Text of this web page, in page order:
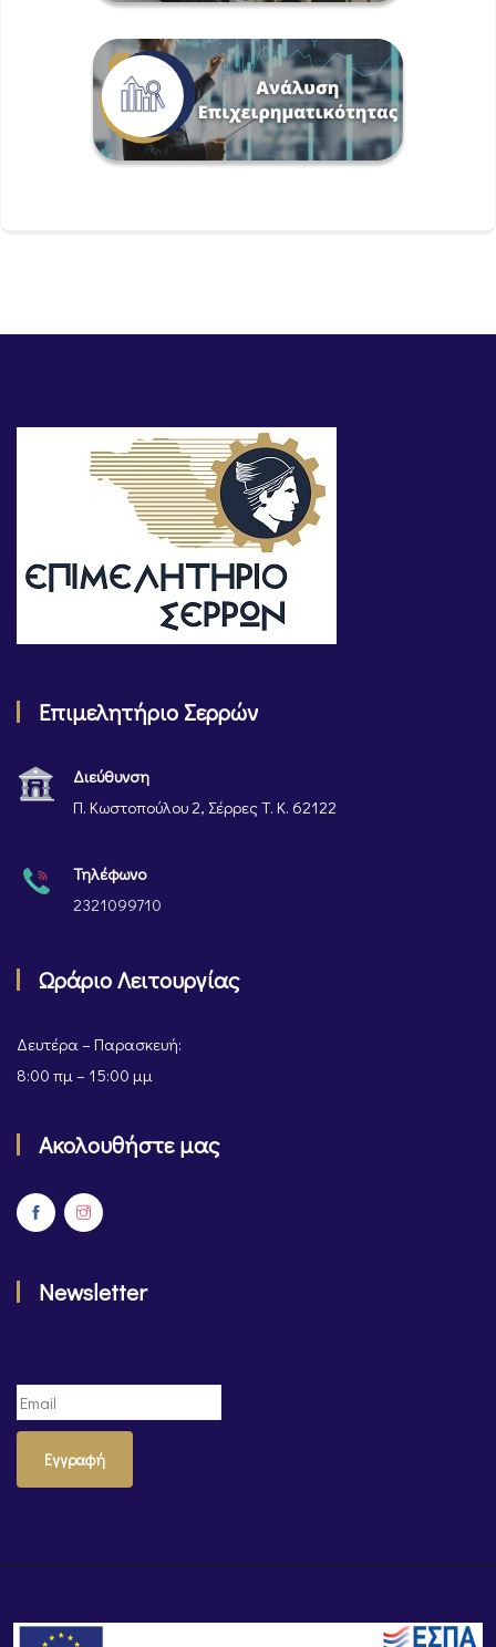
Επιμελητήριο Σερρών
Διεύθυνση
Π. Κωστοπούλου 2, Σέρρες Τ. Κ. 62122
Τηλέφωνο
2321099710
Ωράριο Λειτουργίας
Δευτέρα – Παρασκευή:
8:00 πμ – 15:00 μμ
Ακολουθήστε μας
Newsletter
Εγγραφή